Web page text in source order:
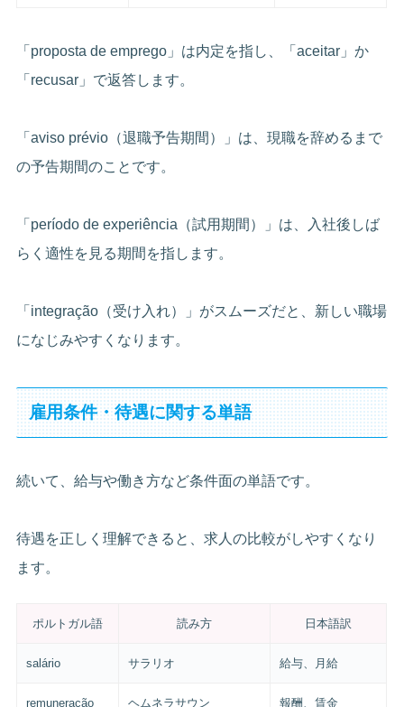
「proposta de emprego」は内定を指し、「aceitar」か
「recusar」で返答します。
「aviso prévio（退職予告期間）」は、現職を辞めるまで
の予告期間のことです。
「período de experiência（試用期間）」は、入社後しば
らく適性を見る期間を指します。
「integração（受け入れ）」がスムーズだと、新しい職場
になじみやすくなります。
雇用条件・待遇に関する単語
続いて、給与や働き方など条件面の単語です。
待遇を正しく理解できると、求人の比較がしやすくなり
ます。
ポルトガル語 読み方 日本語訳
salário サラリオ 給与、月給
remuneração ヘムネラサウン 報酬、賃金